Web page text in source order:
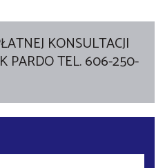
KONSULTACJI
PARDO TEL. 606-250-